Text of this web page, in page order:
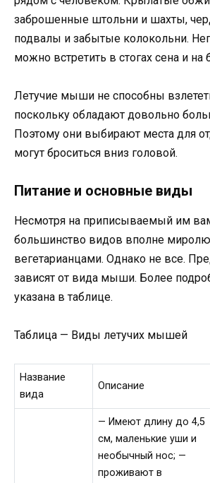
заброшенные штольни и шахты,
подвалы и забытые колокольни.
можно встретить в стогах сена и на
Летучие мыши не способны
поскольку обладают довольно
Поэтому они выбирают места для
могут броситься вниз головой.
Питание и основные виды
Несмотря на приписываемый им
большинство видов вполне
вегетарианцами. Однако не все.
зависят от вида мыши. Более
указана в таблице.
Таблица — Виды летучих мышей
Название
вида
Описание
— Имеют длину до 4,5
см, маленькие уши и
необычный нос; —
проживают в